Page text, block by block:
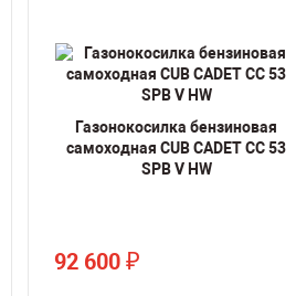
Газонокосилка бензиновая
самоходная CUB CADET CC 53
SPB V HW
92 600 ₽